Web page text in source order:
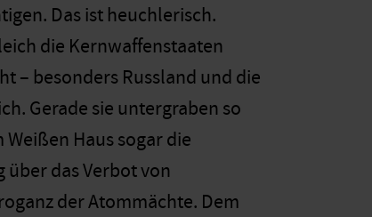
Das ist heuchlerisch.
die Kernwaffenstaaten
– besonders Russland und die
Gerade sie untergraben so
Haus sogar die
das Verbot von
der Atommächte. Dem